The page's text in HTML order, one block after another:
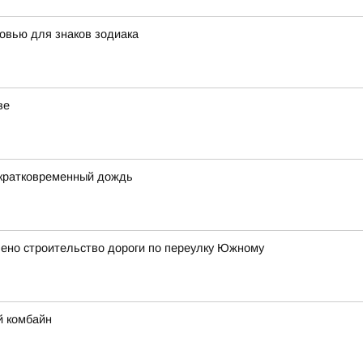
для знаков зодиака
дождь
строительство дороги по переулку Южному
комбайн